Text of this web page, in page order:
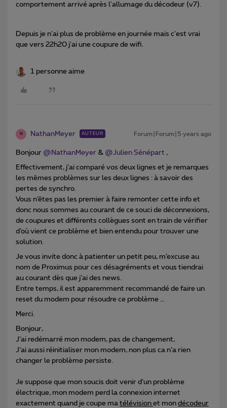
comportement arrivé après l'allumage du décodeur (v7).
Depuis je n'ai plus de problème en journée mais c'est vrai
que vers 22h20 j'ai une coupure de wifi.
1 personne aime
N NathanMeyer AUTEUR Forum|Forum|5 years ago
Bonjour @NathanMeyer & @Julien Sénépart ,
Effectivement, j’ai comparé vos deux lignes et je remarques
les mêmes problèmes sur les deux lignes : à savoir des
pertes de synchro.
Vous n’êtes pas les premier à faire remonter cette info et
donc nous sommes au courant de ce souci de déconnexions,
de coupures et différents collègues sont en train de vérifier
d’où vient ce problème et bien entendu pour trouver une
solution.
Je vous invite donc à patienter un petit peu, m’excuse au
nom de Proximus pour ces désagréments et vous tiendrai
au courant dès que j’ai des news.
Entre temps, il est apparemment recommandé de faire un
reset du modem pour résoudre ce problème …
Merci.
Bonjour,
J’ai redémarré mon modem, pas de changement,
J’ai aussi réinitialiser mon modem, non plus ca n’a rien
changer le problème persiste.
Je suppose que mon soucis doit venir d’un problème
électrique, mon modem perd la connexion internet
exactement quand je coupe ma télévision et mon décodeur